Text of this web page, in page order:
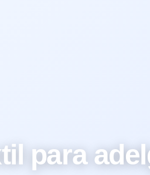
para